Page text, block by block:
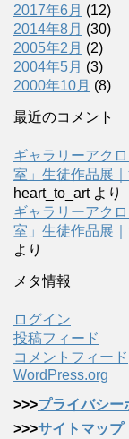
2017年6月 (12)
2014年8月 (30)
2005年2月 (2)
2004年5月 (3)
2000年10月 (8)
最近のコメント
ギャラリーアク
室」生徒作品展
heart_to_artより
ギャラリーアク
室」生徒作品展
より
メタ情報
ログイン
投稿フィード
コメントフィード
WordPress.org
>>>プライバシー
>>>サイトマップ